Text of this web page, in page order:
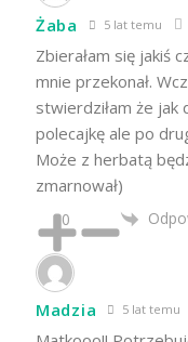
Żaba 5 lat temu
Zbierałam się jakiś
mnie przekonał.
stwierdziłam że jak
polecajkę ale po
Może z herbatą
zmarnował)
0
Madzia 5 lat temu